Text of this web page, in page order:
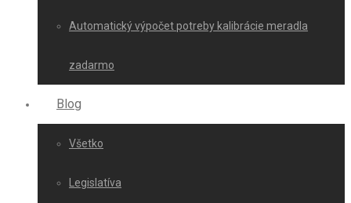
Automatický výpočet potreby kalibrácie meradla
zadarmo
Blog
Všetko
Legislatíva